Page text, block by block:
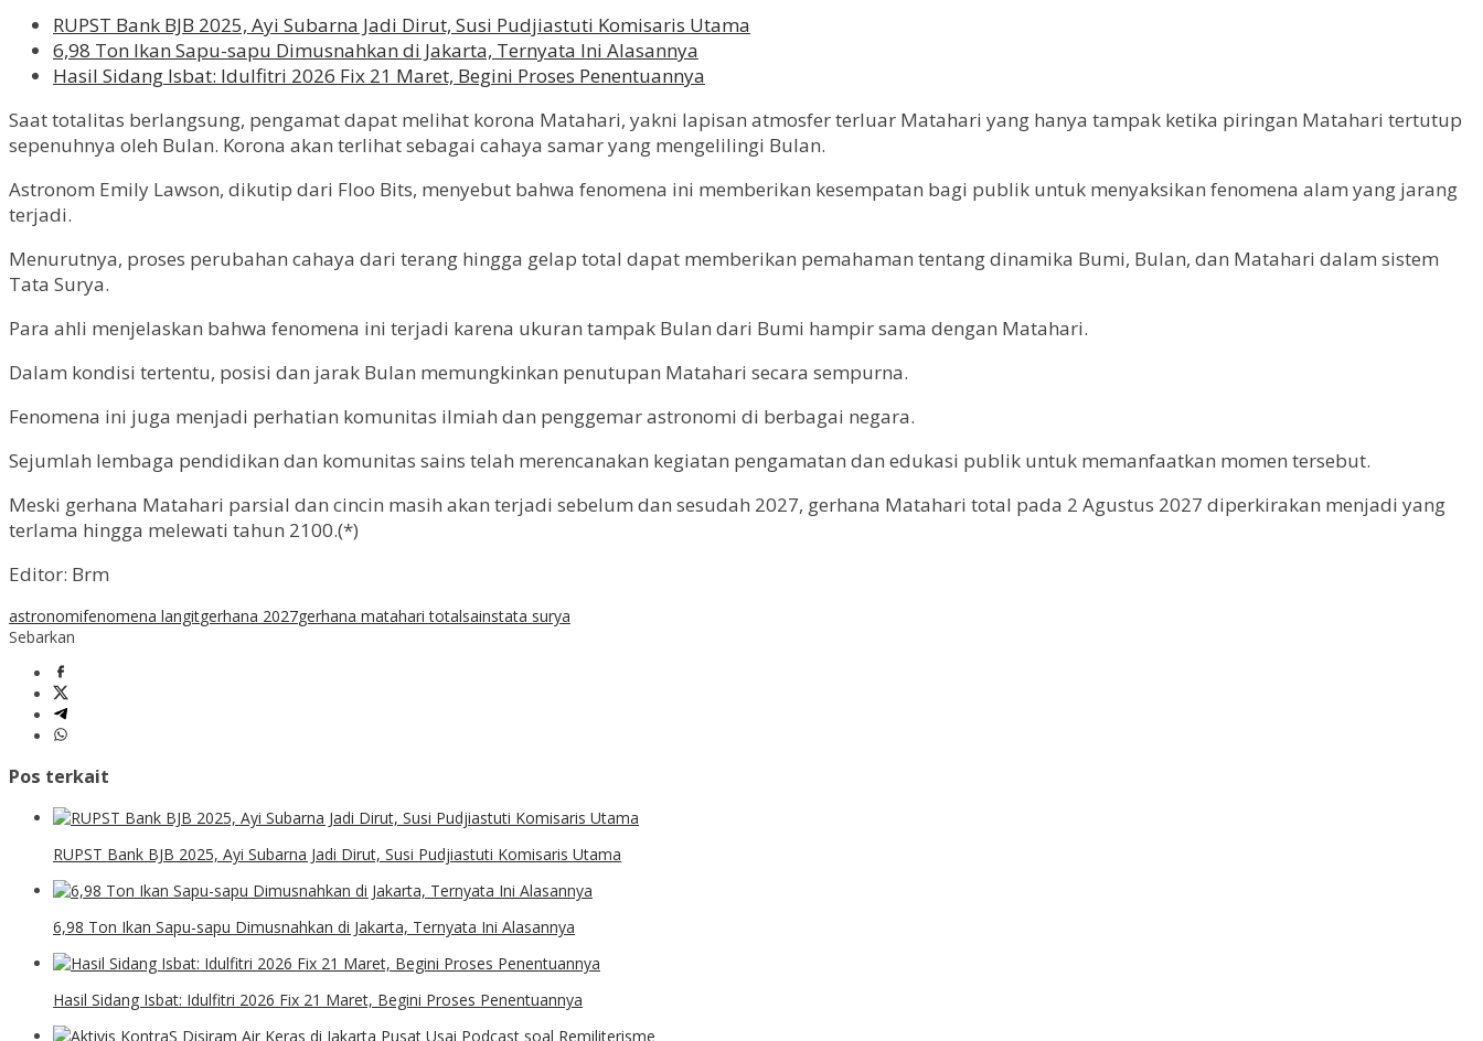
RUPST Bank BJB 2025, Ayi Subarna Jadi Dirut, Susi Pudjiastuti Komisaris Utama
6,98 Ton Ikan Sapu-sapu Dimusnahkan di Jakarta, Ternyata Ini Alasannya
Hasil Sidang Isbat: Idulfitri 2026 Fix 21 Maret, Begini Proses Penentuannya
Saat totalitas berlangsung, pengamat dapat melihat korona Matahari, yakni lapisan atmosfer terluar Matahari yang hanya tampak ketika piringan Matahari tertutup
sepenuhnya oleh Bulan. Korona akan terlihat sebagai cahaya samar yang mengelilingi Bulan.
Astronom Emily Lawson, dikutip dari Floo Bits, menyebut bahwa fenomena ini memberikan kesempatan bagi publik untuk menyaksikan fenomena alam yang jarang
terjadi.
Menurutnya, proses perubahan cahaya dari terang hingga gelap total dapat memberikan pemahaman tentang dinamika Bumi, Bulan, dan Matahari dalam sistem
Tata Surya.
Para ahli menjelaskan bahwa fenomena ini terjadi karena ukuran tampak Bulan dari Bumi hampir sama dengan Matahari.
Dalam kondisi tertentu, posisi dan jarak Bulan memungkinkan penutupan Matahari secara sempurna.
Fenomena ini juga menjadi perhatian komunitas ilmiah dan penggemar astronomi di berbagai negara.
Sejumlah lembaga pendidikan dan komunitas sains telah merencanakan kegiatan pengamatan dan edukasi publik untuk memanfaatkan momen tersebut.
Meski gerhana Matahari parsial dan cincin masih akan terjadi sebelum dan sesudah 2027, gerhana Matahari total pada 2 Agustus 2027 diperkirakan menjadi yang
terlama hingga melewati tahun 2100.(*)
Editor: Brm
astronomifenomena langitgerhana 2027gerhana matahari totalsainstata surya
Sebarkan
Pos terkait
RUPST Bank BJB 2025, Ayi Subarna Jadi Dirut, Susi Pudjiastuti Komisaris Utama
6,98 Ton Ikan Sapu-sapu Dimusnahkan di Jakarta, Ternyata Ini Alasannya
Hasil Sidang Isbat: Idulfitri 2026 Fix 21 Maret, Begini Proses Penentuannya